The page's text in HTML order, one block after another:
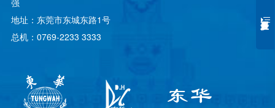
强
地址：东莞市东城东路1号
总机：0769-2233 3333